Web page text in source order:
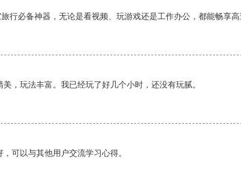
行必备神器，无论是看视频、玩游戏还是工作办公，都能畅享高
，玩法丰富。我已经玩了好几个小时，还没有玩腻。
可以与其他用户交流学习心得。